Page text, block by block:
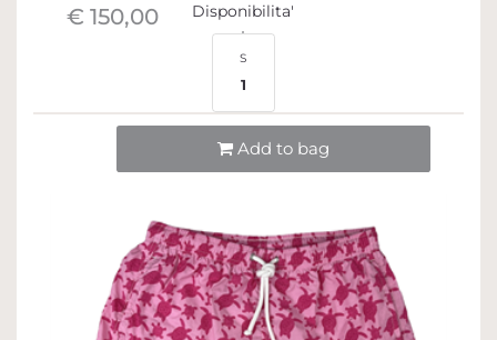
€ 150,00 Disponibilita'
S
1
Add to bag